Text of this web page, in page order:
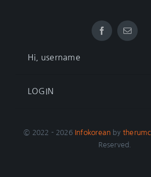
Hi, username
LOGIN
© 2022 - 2026 Infokorean by
Reserved.